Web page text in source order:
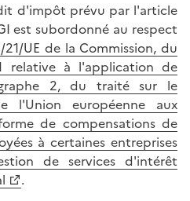
d'impôt prévu par l'article
est subordonné au respect
UE de la Commission, du
relative à l'application de
2, du traité sur le
l'Union européenne aux
de compensations de
à certaines entreprises
de services d'intérêt
.